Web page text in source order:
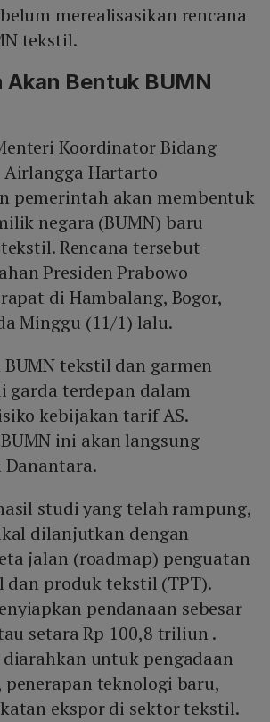
merealisasikan rencana
tekstil.
Akan Bentuk BUMN
Koordinator Bidang
Airlangga Hartarto
pemerintah akan membentuk
negara (BUMN) baru
Rencana tersebut
Presiden Prabowo
di Hambalang, Bogor,
Minggu (11/1) lalu.
tekstil dan garmen
garda terdepan dalam
kebijakan tarif AS.
ini akan langsung
studi yang telah rampung,
dilanjutkan dengan
jalan (roadmap) penguatan
produk tekstil (TPT).
pendanaan sebesar
setara Rp 100,8 triliun .
untuk pengadaan
teknologi baru,
ekspor di sektor tekstil.